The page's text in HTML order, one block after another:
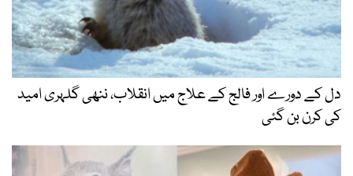
دل کے دورے اور فالج کے علاج میں انقلاب، ننھی گلہری امید
کی کرن بن گئی